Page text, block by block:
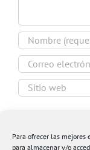
Para ofrecer las mejores
para almacenar y/o
navegador para